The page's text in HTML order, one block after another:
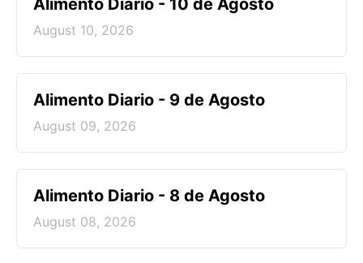
Alimento Diario - 10 de Agosto
August 10, 2026
Alimento Diario - 9 de Agosto
August 09, 2026
Alimento Diario - 8 de Agosto
August 08, 2026